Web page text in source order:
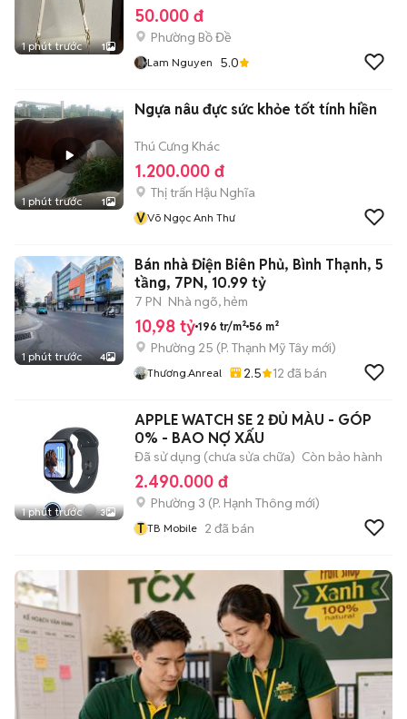
1 phút trước 1
50.000 đ
Phường Bồ Đề
Lam Nguyen 5.0
1 phút trước 1
Ngựa nâu đực sức khỏe tốt tính hiền
Thú Cưng Khác
1.200.000 đ
Thị trấn Hậu Nghĩa
VVõ Ngọc Anh Thư
1 phút trước 4
Bán nhà Điện Biên Phủ, Bình Thạnh, 5
tầng, 7PN, 10.99 tỷ
7 PN Nhà ngõ, hẻm
10,98 tỷ 196 tr/m² 56 m²
Phường 25 (P. Thạnh Mỹ Tây mới)
Thương.anreal 2.5 12 đã bán
1 phút trước 3
APPLE WATCH SE 2 ĐỦ MÀU - GÓP
0% - BAO NỢ XẤU
Đã sử dụng (chưa sửa chữa) Còn bảo hành
2.490.000 đ
Phường 3 (P. Hạnh Thông mới)
T TB Mobile 2 đã bán